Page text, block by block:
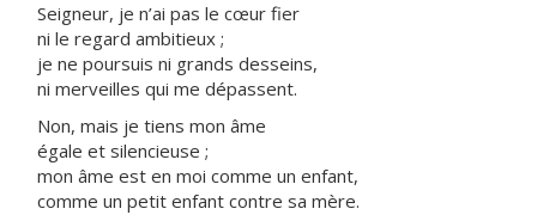
Seigneur, je n’ai pas le cœur fier
ni le regard ambitieux ;
je ne poursuis ni grands desseins,
ni merveilles qui me dépassent.
Non, mais je tiens mon âme
égale et silencieuse ;
mon âme est en moi comme un enfant,
comme un petit enfant contre sa mère.